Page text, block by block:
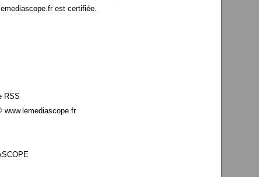
est certifiée.
RSS
www.lemediascope.fr